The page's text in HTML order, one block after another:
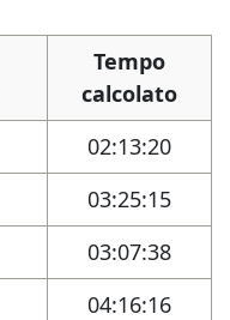
Tempo
calcolato
02:13:20
03:25:15
03:07:38
04:16:16